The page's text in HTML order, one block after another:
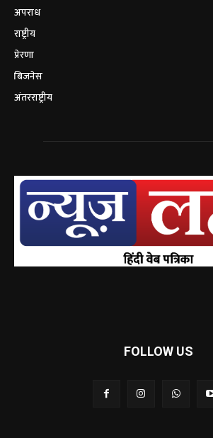
अपराध
राष्ट्रीय
प्रेरणा
बिजनेस
अंतरराष्ट्रीय
FOLLOW US